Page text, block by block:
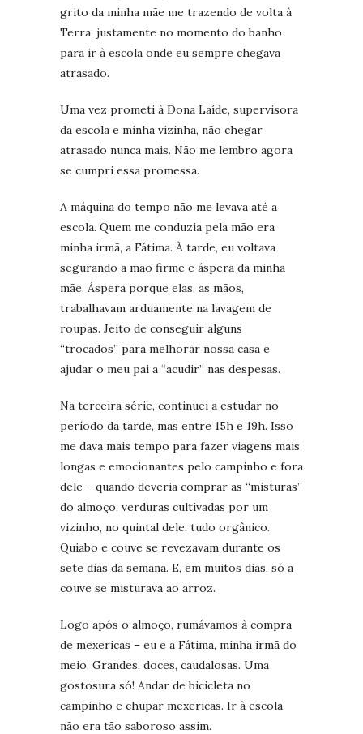
grito da minha mãe me trazendo de volta à
Terra, justamente no momento do banho
para ir à escola onde eu sempre chegava
atrasado.
Uma vez prometi à Dona Laíde, supervisora
da escola e minha vizinha, não chegar
atrasado nunca mais. Não me lembro agora
se cumpri essa promessa.
A máquina do tempo não me levava até a
escola. Quem me conduzia pela mão era
minha irmã, a Fátima. À tarde, eu voltava
segurando a mão firme e áspera da minha
mãe. Áspera porque elas, as mãos,
trabalhavam arduamente na lavagem de
roupas. Jeito de conseguir alguns
“trocados” para melhorar nossa casa e
ajudar o meu pai a “acudir” nas despesas.
Na terceira série, continuei a estudar no
período da tarde, mas entre 15h e 19h. Isso
me dava mais tempo para fazer viagens mais
longas e emocionantes pelo campinho e fora
dele – quando deveria comprar as “misturas”
do almoço, verduras cultivadas por um
vizinho, no quintal dele, tudo orgânico.
Quiabo e couve se revezavam durante os
sete dias da semana. E, em muitos dias, só a
couve se misturava ao arroz.
Logo após o almoço, rumávamos à compra
de mexericas – eu e a Fátima, minha irmã do
meio. Grandes, doces, caudalosas. Uma
gostosura só! Andar de bicicleta no
campinho e chupar mexericas. Ir à escola
não era tão saboroso assim.